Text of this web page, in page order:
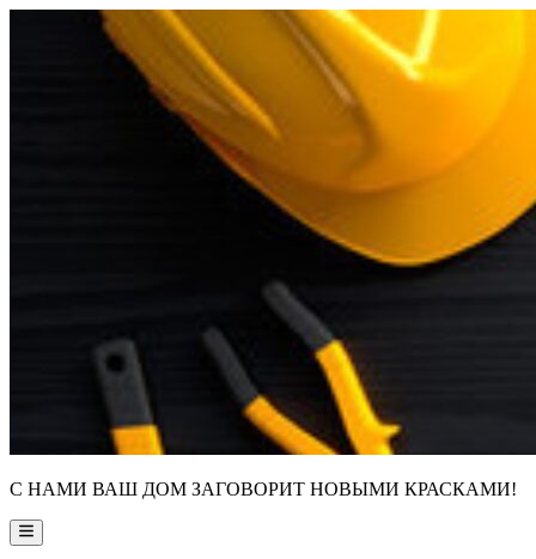
С НАМИ ВАШ ДОМ ЗАГОВОРИТ НОВЫМИ КРАСКАМИ!
Main
Menu